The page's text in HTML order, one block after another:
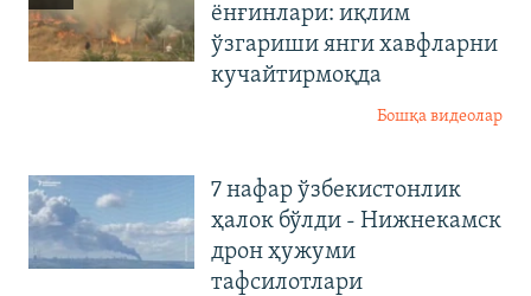
ёнғинлари: иқлим
ўзгариши янги хавфларни
кучайтирмоқда
Бошқа видеолар
7 нафар ўзбекистонлик
ҳалок бўлди - Нижнекамск
дрон ҳужуми
тафсилотлари